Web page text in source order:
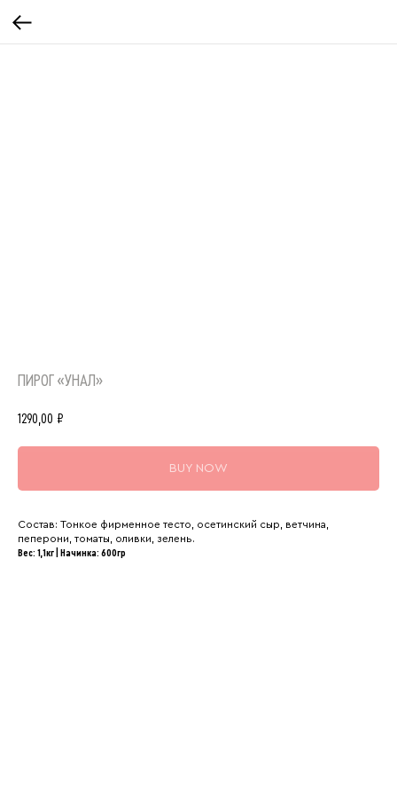
ПИРОГ «УНАЛ»
1290,00 ₽
BUY NOW
Состав: Тонкое фирменное тесто, осетинский сыр, ветчина,
пеперони, томаты, оливки, зелень.
Вес: 1,1кг | Начинка: 600гр